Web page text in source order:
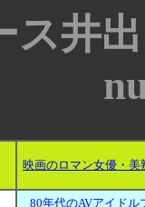
ス井
映画のロマン女優・美
80年代のAVアイドル